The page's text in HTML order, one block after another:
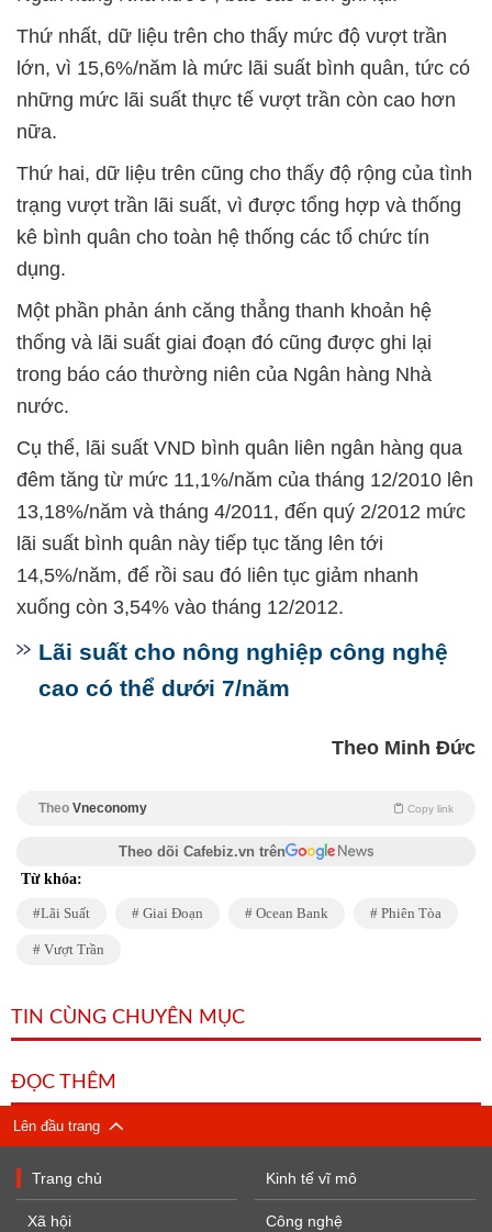
Thứ nhất, dữ liệu trên cho thấy mức độ vượt trần
lớn, vì 15,6%/năm là mức lãi suất bình quân, tức có
những mức lãi suất thực tế vượt trần còn cao hơn
nữa.
Thứ hai, dữ liệu trên cũng cho thấy độ rộng của tình
trạng vượt trần lãi suất, vì được tổng hợp và thống
kê bình quân cho toàn hệ thống các tổ chức tín
dụng.
Một phần phản ánh căng thẳng thanh khoản hệ
thống và lãi suất giai đoạn đó cũng được ghi lại
trong báo cáo thường niên của Ngân hàng Nhà
nước.
Cụ thể, lãi suất VND bình quân liên ngân hàng qua
đêm tăng từ mức 11,1%/năm của tháng 12/2010 lên
13,18%/năm và tháng 4/2011, đến quý 2/2012 mức
lãi suất bình quân này tiếp tục tăng lên tới
14,5%/năm, để rồi sau đó liên tục giảm nhanh
xuống còn 3,54% vào tháng 12/2012.
Lãi suất cho nông nghiệp công nghệ
cao có thể dưới 7/năm
Theo Minh Đức
Theo Vneconomy Copy link
Theo dõi Cafebiz.vn trên
Từ khóa:
Lãi Suất Giai Đoạn Ocean Bank Phiên Tòa
Vượt Trần
TIN CÙNG CHUYÊN MỤC
ĐỌC THÊM
Lên đầu trang
Trang chủ
Xã hội
Kinh tế vĩ mô
Công nghệ